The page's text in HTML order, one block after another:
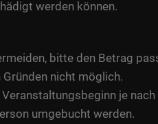
werden können.
bitte den Betrag
nicht möglich.
je
umgebucht werden.